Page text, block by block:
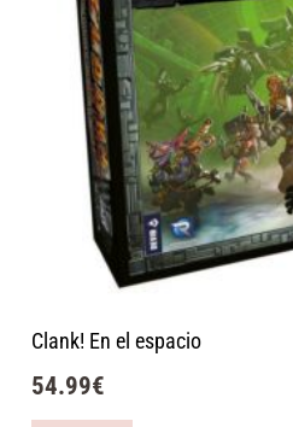
Clank! En el espacio
54.99€